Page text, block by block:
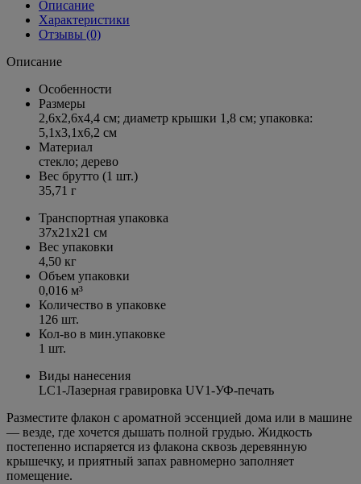
Описание
Характеристики
Отзывы (0)
Описание
Особенности
Размеры
2,6х2,6х4,4 см; диаметр крышки 1,8 см; упаковка:
5,1x3,1x6,2 см
Материал
стекло; дерево
Вес брутто (1 шт.)
35,71 г
Транспортная упаковка
37x21x21 см
Вес упаковки
4,50 кг
Объем упаковки
0,016 м³
Количество в упаковке
126 шт.
Кол-во в мин.упаковке
1 шт.
Виды нанесения
LC1-Лазерная гравировка UV1-УФ-печать
Разместите флакон с ароматной эссенцией дома или в машине
— везде, где хочется дышать полной грудью. Жидкость
постепенно испаряется из флакона сквозь деревянную
крышечку, и приятный запах равномерно заполняет
помещение.